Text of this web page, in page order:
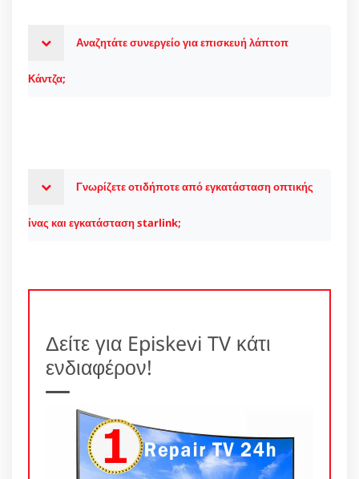
Αναζητάτε συνεργείο για επισκευή λάπτοπ
Κάντζα;
Γνωρίζετε οτιδήποτε από εγκατάσταση οπτικής
ίνας και εγκατάσταση starlink;
Δείτε για Episkevi TV κάτι
ενδιαφέρον!